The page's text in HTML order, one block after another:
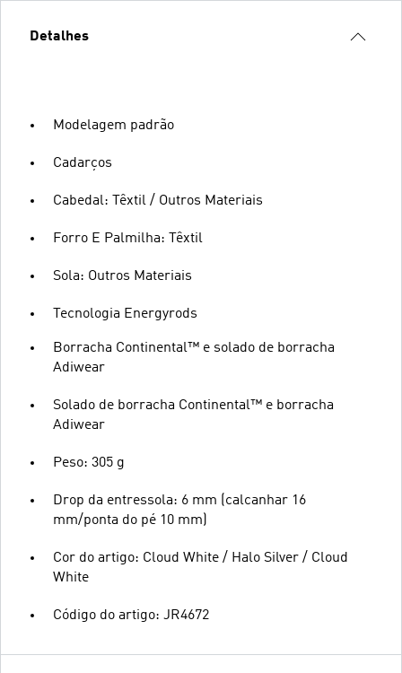
Detalhes
Modelagem padrão
Cadarços
Cabedal: Têxtil / Outros Materiais
Forro E Palmilha: Têxtil
Sola: Outros Materiais
Tecnologia Energyrods
Borracha Continental™ e solado de borracha
Adiwear
Solado de borracha Continental™ e borracha
Adiwear
Peso: 305 g
Drop da entressola: 6 mm (calcanhar 16
mm/ponta do pé 10 mm)
Cor do artigo: Cloud White / Halo Silver / Cloud
White
Código do artigo: JR4672